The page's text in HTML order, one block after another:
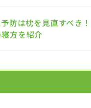
防は枕を見直すべき！
方を紹介